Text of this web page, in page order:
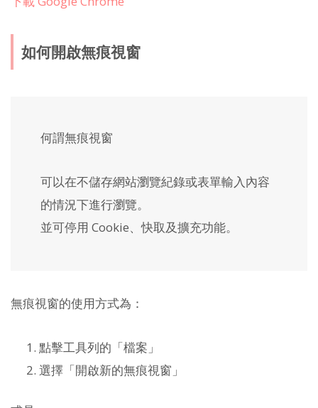
如何開啟無痕視窗
何謂無痕視窗
可以在不儲存網站瀏覽紀錄或表單輸入內容
的情況下進行瀏覽。
並可停用 Cookie、快取及擴充功能。
無痕視窗的使用方式為：
點擊工具列的「檔案」
選擇「開啟新的無痕視窗」